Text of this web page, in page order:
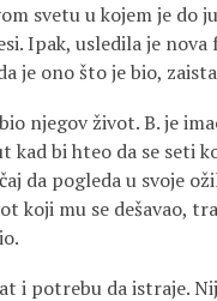
svetu u kojem je do
Ipak, usledila je
je ono što je bio,
njegov život. B. je
kad bi hteo da se seti
da pogleda u svoje
koji mu se dešavao,
i potrebu da istraje.